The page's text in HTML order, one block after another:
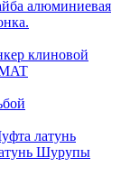
алюминиевая
клиновой
латунь
Шурупы